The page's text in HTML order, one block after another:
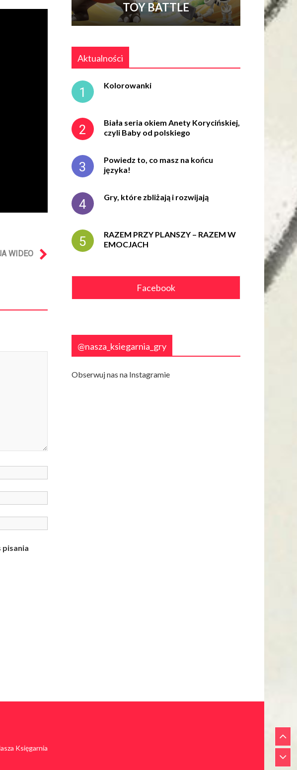
WIDEO
pisania
TOY BATTLE
Aktualności
Kolorowanki
Biała seria okiem Anety Korycińskiej,
czyli Baby od polskiego
Powiedz to, co masz na końcu
języka!
Gry, które zbliżają i rozwijają
RAZEM PRZY PLANSZY – RAZEM W
EMOCJACH
Facebook
@nasza_ksiegarnia_gry
Obserwuj nas na Instagramie
Księgarnia